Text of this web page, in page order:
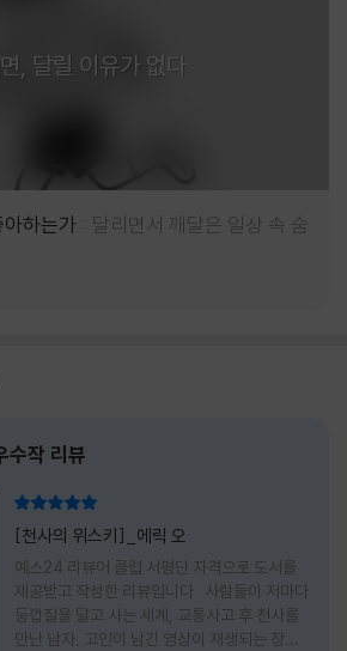
, 달릴 이유가 없다
하는가
달리면서 깨달은 일상 속 숨
수작 리뷰
[천사의 위스키]_에릭 오
예스24 리뷰어 클럽 서평단 자격으로 도서를
제공받고 작성한 리뷰입니다 사람들이 저마다
등껍질을 달고 사는 세계, 교통사고 후 천사를
만난 남자, 고인이 남긴 영상이 재생되는 장례